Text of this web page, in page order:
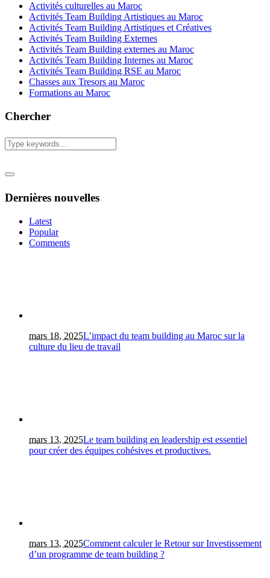
Activités culturelles au Maroc
Activités Team Building Artistiques au Maroc
Activités Team Building Artistiques et Créatives
Activités Team Building Externes
Activités Team Building externes au Maroc
Activités Team Building Internes au Maroc
Activités Team Building RSE au Maroc
Chasses aux Tresors au Maroc
Formations au Maroc
Chercher
Dernières nouvelles
Latest
Popular
Comments
mars 18, 2025L’impact du team building au Maroc sur la
culture du lieu de travail
mars 13, 2025Le team building en leadership est essentiel
pour créer des équipes cohésives et productives.
mars 13, 2025Comment calculer le Retour sur Investissement
d’un programme de team building ?